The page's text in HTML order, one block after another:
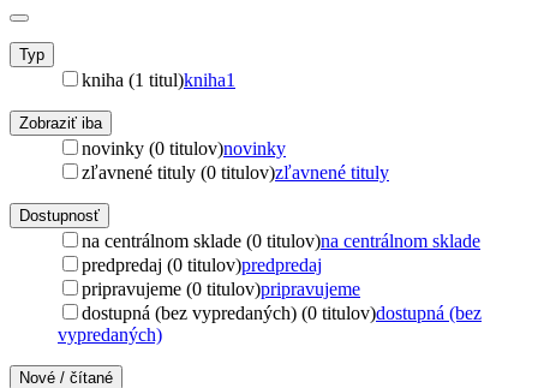
Typ
kniha (1 titul)kniha1
Zobraziť iba
novinky (0 titulov)novinky
zľavnené tituly (0 titulov)zľavnené tituly
Dostupnosť
na centrálnom sklade (0 titulov)na centrálnom sklade
predpredaj (0 titulov)predpredaj
pripravujeme (0 titulov)pripravujeme
dostupná (bez vypredaných) (0 titulov)dostupná (bez
vypredaných)
Nové / čítané